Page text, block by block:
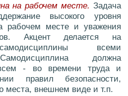
на рабочем месте. Задача
высокого уровня
рабочем месте и уважения
Акцент делается на
всеми
должна
- во времени труда и
правил безопасности,
места, внешнем виде и т.п.